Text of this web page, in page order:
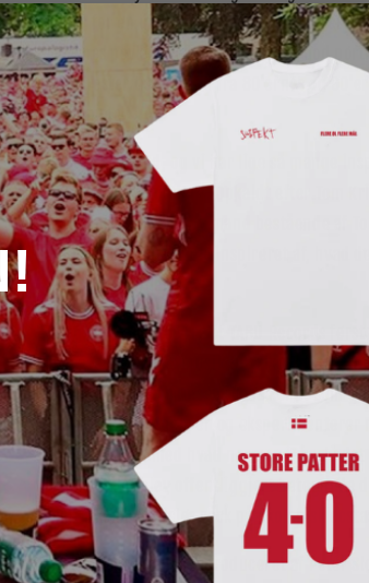
åbner for en unik & vanvittig lyd med
70'ernes psykedeliske flip, samt en god
Madchester trance-lyd fra 80'ernes og
tidslomme.
»Vi er syv mand, og vi har lige så mange
syv mand indeholder«. Opkaldt efter Tom
digtsamling, er de syv mand bestående af
Simon, Felix & Gabriele inspireret af, hvad
»fribyttergryden«.
Der går ikke længe fra at TABU Records
Fribytterdrømmes musik & lyrik, til at
i hånden, Emil Simonsen (også kendt som
formår at forny genren og eksperimenterer
på kompromis med hvad normen i
samarbejdet blev offentliggjort betegnede
som: »kompromisløs rock på økologisk
Labyrintens Farver er produceret af Peter